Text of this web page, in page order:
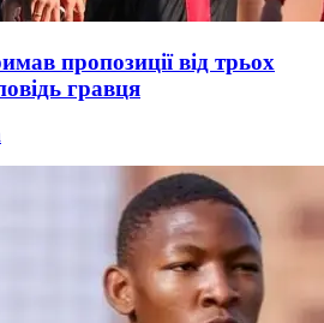
пропозиції від трьох
гравця